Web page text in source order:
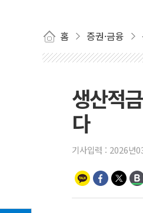
홈 증권·금융
생산적
다
기사입력 : 2026년